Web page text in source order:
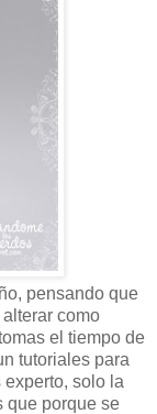
pensando que
como
el tiempo de
tutoriales para
solo la
que porque se